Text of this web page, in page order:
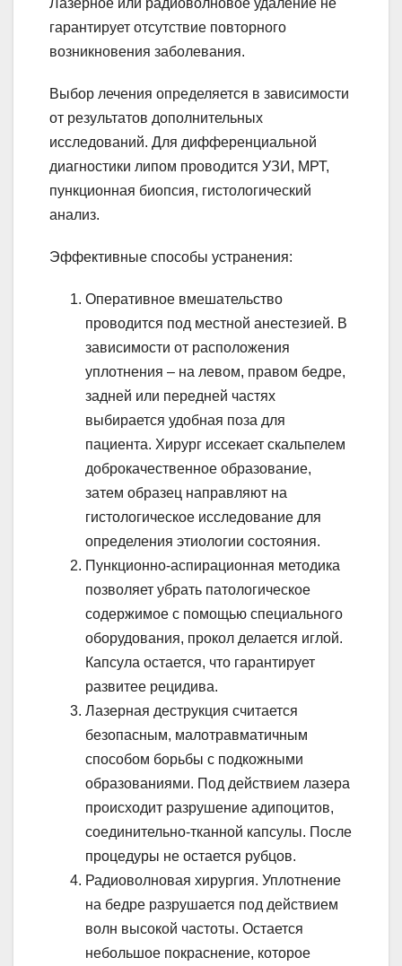
Лазерное или радиоволновое удаление не
гарантирует отсутствие повторного
возникновения заболевания.
Выбор лечения определяется в зависимости
от результатов дополнительных
исследований. Для дифференциальной
диагностики липом проводится УЗИ, МРТ,
пункционная биопсия, гистологический
анализ.
Эффективные способы устранения:
Оперативное вмешательство
проводится под местной анестезией. В
зависимости от расположения
уплотнения – на левом, правом бедре,
задней или передней частях
выбирается удобная поза для
пациента. Хирург иссекает скальпелем
доброкачественное образование,
затем образец направляют на
гистологическое исследование для
определения этиологии состояния.
Пункционно-аспирационная методика
позволяет убрать патологическое
содержимое с помощью специального
оборудования, прокол делается иглой.
Капсула остается, что гарантирует
развитее рецидива.
Лазерная деструкция считается
безопасным, малотравматичным
способом борьбы с подкожными
образованиями. Под действием лазера
происходит разрушение адипоцитов,
соединительно-тканной капсулы. После
процедуры не остается рубцов.
Радиоволновая хирургия. Уплотнение
на бедре разрушается под действием
волн высокой частоты. Остается
небольшое покраснение, которое